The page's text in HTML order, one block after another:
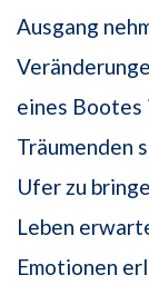
Ausgang
eines Bootes
Träumenden
Ufer zu
Leben
Emotionen